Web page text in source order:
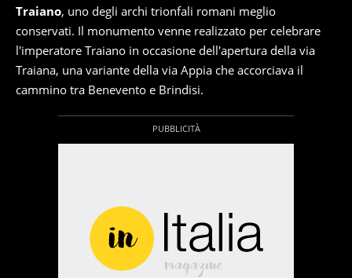
Traiano, uno degli archi trionfali romani meglio
conservati. Il monumento venne realizzato per celebrare
l'imperatore Traiano in occasione dell'apertura della via
Traiana, una variante della via Appia che accorciava il
cammino tra Benevento e Brindisi.